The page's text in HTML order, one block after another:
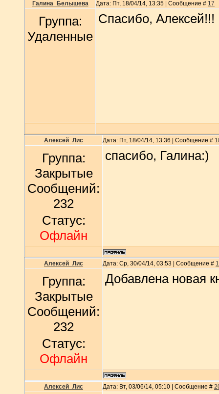
Галина_Белышева Дата: Пт, 18/04/14, 13:35 | Сообщение # 17
Группа:
Удаленные
Спасибо,
Алексей_Лис Дата: Пт, 18/04/14, 13:36 | Сообщение #
Группа:
Закрытые
Сообщений:
232
Статус:
Офлайн
спасибо, Галина:)
Алексей_Лис Дата: Ср, 30/04/14, 03:53 | Сообщение #
Группа:
Закрытые
Сообщений:
232
Статус:
Офлайн
Добавлена новая
Алексей_Лис Дата: Вт, 03/06/14, 05:10 | Сообщение #